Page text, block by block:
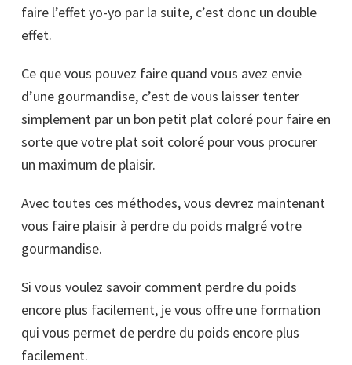
faire l’effet yo-yo par la suite, c’est donc un double
effet.
Ce que vous pouvez faire quand vous avez envie
d’une gourmandise, c’est de vous laisser tenter
simplement par un bon petit plat coloré pour faire en
sorte que votre plat soit coloré pour vous procurer
un maximum de plaisir.
Avec toutes ces méthodes, vous devrez maintenant
vous faire plaisir à perdre du poids malgré votre
gourmandise.
Si vous voulez savoir comment perdre du poids
encore plus facilement, je vous offre une formation
qui vous permet de perdre du poids encore plus
facilement.